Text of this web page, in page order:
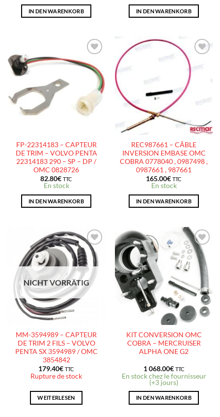
IN DEN WARENKORB IN DEN WARENKORB
AJOUTER
D’ENVIES
FP-22314183 – CAPTEUR
DE TRIM – VOLVO PENTA
22314183 290 – SP – DP /
OMC 0828726
82.80€ TTC
En stock
IN DEN WARENKORB
AJOUTER
À LA
LISTE
D’ENVIES
REC987661 – CÂBLE
INVERSION EMBASE OMC
COBRA 0778040 , 0987498 ,
0987661 , 987661
165.00€ TTC
En stock
IN DEN WARENKORB
AJOUTER
À LA
LISTE
D’ENVIES
NICHT VORRÄTIG
MM-3594989 – CAPTEUR
DE TRIM 2 FILS – VOLVO
PENTA SX 3594989 / OMC
3854842
179.40€ TTC
Rupture de stock
WEITERLESEN
AJOUTER
À LA
LISTE
D’ENVIES
KIT CONVERSION OMC
COBRA – MERCRUISER
ALPHA ONE G2
1 068.00€ TTC
En stock chez le fournisseur
(+3 jours)
IN DEN WARENKORB